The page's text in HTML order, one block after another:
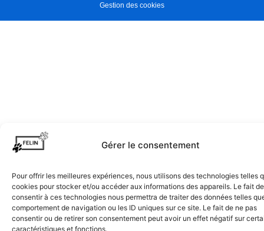
Gérer le consentement
Pour offrir les meilleures expériences, nous utilisons des technologies telles
cookies pour stocker et/ou accéder aux informations des appareils. Le fait de
consentir à ces technologies nous permettra de traiter des données telles
comportement de navigation ou les ID uniques sur ce site. Le fait de ne pas
consentir ou de retirer son consentement peut avoir un effet négatif sur
caractéristiques et fonctions.
Gestion des cookies